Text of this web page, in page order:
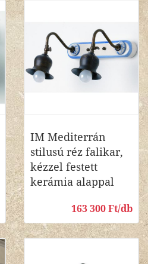
IM Mediterrán
stilusú réz falikar,
kézzel festett
kerámia alappal
163 300 Ft/db